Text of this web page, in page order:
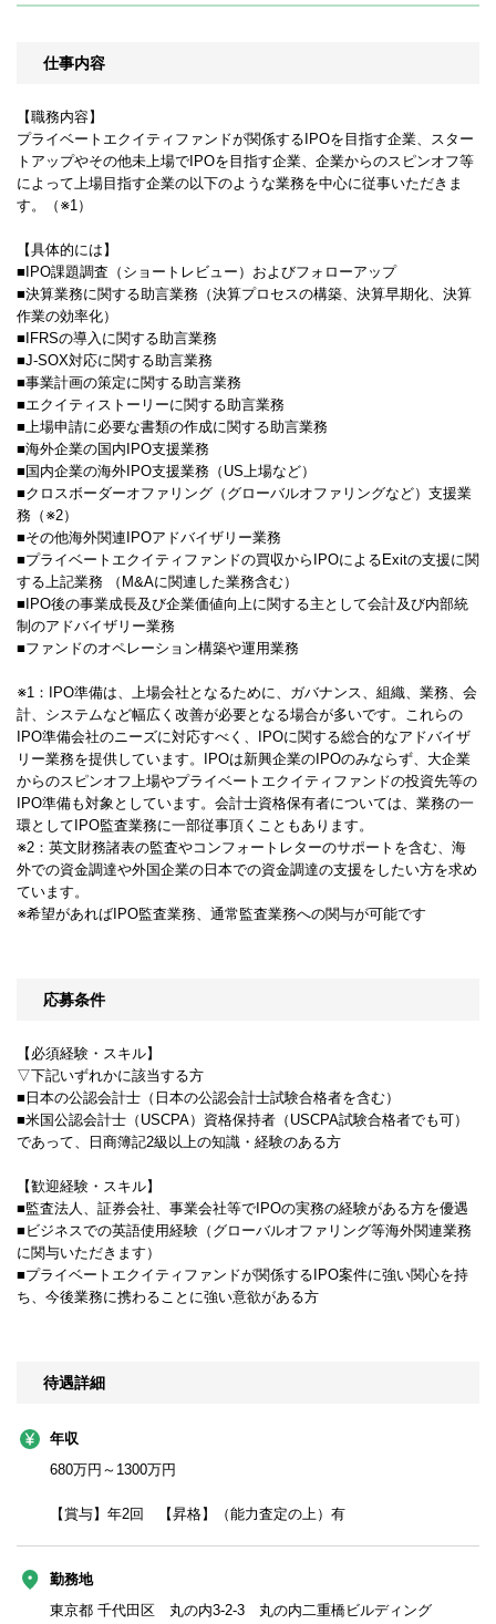
仕事内容
【職務内容】
プライベートエクイティファンドが関係するIPOを目指す企業、スター
トアップやその他未上場でIPOを目指す企業、企業からのスピンオフ等
によって上場目指す企業の以下のような業務を中心に従事いただきま
す。（※1）
【具体的には】
■IPO課題調査（ショートレビュー）およびフォローアップ
■決算業務に関する助言業務（決算プロセスの構築、決算早期化、決算
作業の効率化）
■IFRSの導入に関する助言業務
■J-SOX対応に関する助言業務
■事業計画の策定に関する助言業務
■エクイティストーリーに関する助言業務
■上場申請に必要な書類の作成に関する助言業務
■海外企業の国内IPO支援業務
■国内企業の海外IPO支援業務（US上場など）
■クロスボーダーオファリング（グローバルオファリングなど）支援業
務（※2）
■その他海外関連IPOアドバイザリー業務
■プライベートエクイティファンドの買収からIPOによるExitの支援に関
する上記業務 （M&Aに関連した業務含む）
■IPO後の事業成長及び企業価値向上に関する主として会計及び内部統
制のアドバイザリー業務
■ファンドのオペレーション構築や運用業務
※1：IPO準備は、上場会社となるために、ガバナンス、組織、業務、会
計、システムなど幅広く改善が必要となる場合が多いです。これらの
IPO準備会社のニーズに対応すべく、IPOに関する総合的なアドバイザ
リー業務を提供しています。IPOは新興企業のIPOのみならず、大企業
からのスピンオフ上場やプライベートエクイティファンドの投資先等の
IPO準備も対象としています。会計士資格保有者については、業務の一
環としてIPO監査業務に一部従事頂くこともあります。
※2：英文財務諸表の監査やコンフォートレターのサポートを含む、海
外での資金調達や外国企業の日本での資金調達の支援をしたい方を求め
ています。
※希望があればIPO監査業務、通常監査業務への関与が可能です
応募条件
【必須経験・スキル】
▽下記いずれかに該当する方
■日本の公認会計士（日本の公認会計士試験合格者を含む）
■米国公認会計士（USCPA）資格保持者（USCPA試験合格者でも可）
であって、日商簿記2級以上の知識・経験のある方
【歓迎経験・スキル】
■監査法人、証券会社、事業会社等でIPOの実務の経験がある方を優遇
■ビジネスでの英語使用経験（グローバルオファリング等海外関連業務
に関与いただきます）
■プライベートエクイティファンドが関係するIPO案件に強い関心を持
ち、今後業務に携わることに強い意欲がある方
待遇詳細
年収
680万円～1300万円
【賞与】年2回 【昇格】（能力査定の上）有
勤務地
東京都 千代田区 丸の内3-2-3 丸の内二重橋ビルディング